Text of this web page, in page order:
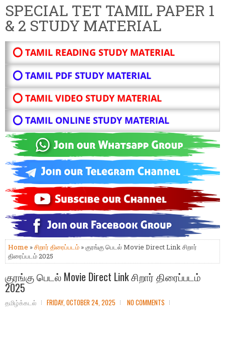
SPECIAL TET TAMIL PAPER 1
& 2 STUDY MATERIAL
⭕ TAMIL READING STUDY MATERIAL
⭕ TAMIL PDF STUDY MATERIAL
⭕ TAMIL VIDEO STUDY MATERIAL
⭕ TAMIL ONLINE STUDY MATERIAL
Home »சிறார் திரைப்படம் » குரங்கு பெடல் Movie Direct Link சிறார்
திரைப்படம் 2025
குரங்கு பெடல் Movie Direct Link சிறார் திரைப்படம்
2025
தமிழ்க்கடல் FRIDAY, OCTOBER 24, 2025 NO COMMENTS